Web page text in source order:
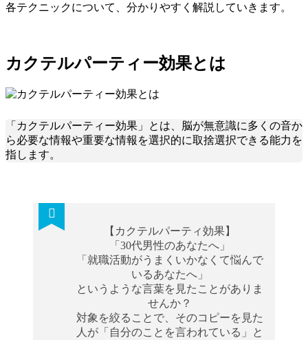
各テクニックについて、分かりやすく解説していきます。
カクテルパーティー効果とは
「カクテルパーティー効果」とは、脳が無意識に多くの音か
ら必要な情報や重要な情報を選択的に取捨選択できる能力を
指します。
【カクテルパーティ効果】
「30代男性のあなたへ」
「就職活動がうまくいかなくて悩んで
いるあなたへ」
というような言葉を見たことがありま
せんか？
対象を絞ることで、そのコピーを見た
人が「自分のことを言われている」と